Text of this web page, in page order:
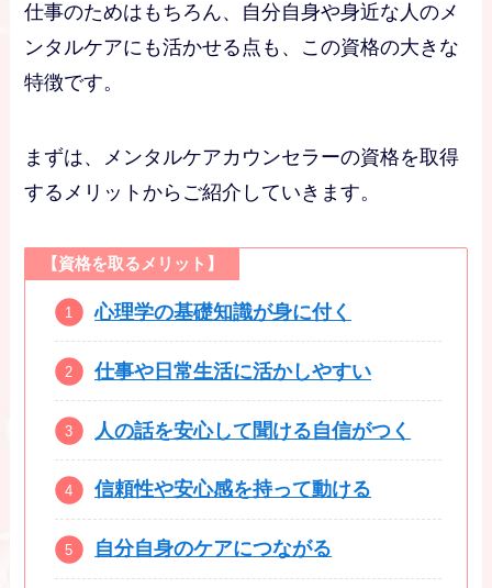
仕事のためはもちろん、自分自身や身近な人のメ
ンタルケアにも活かせる点も、この資格の大きな
特徴です。
まずは、メンタルケアカウンセラーの資格を取得
するメリットからご紹介していきます。
【資格を取るメリット】
心理学の基礎知識が身に付く
仕事や日常生活に活かしやすい
人の話を安心して聞ける自信がつく
信頼性や安心感を持って動ける
自分自身のケアにつながる